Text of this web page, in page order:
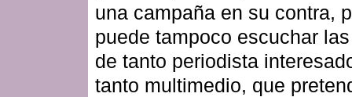
una campaña en su contra,
puede tampoco escuchar
de tanto periodista
tanto multimedio, que